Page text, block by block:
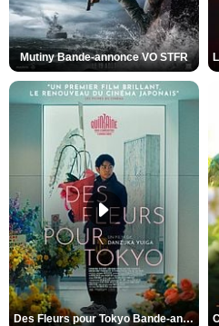
Mutiny Bande-annonce VO STFR
Des Fleurs pour Tokyo Bande-annonce VO STFR